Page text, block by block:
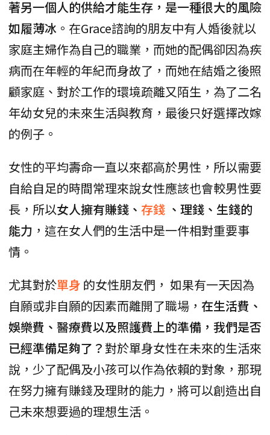
著另一個人的供給才能生存，是一種很大的風險
如履薄冰 。在Grace諮詢的朋友中有人婚後就以
家庭主婦作為自己的職業，而她的配偶卻因為疾
病而在年輕的年紀而身故了，而她在結婚之後照
顧家庭、對於工作的環境疏離又陌生，為了二名
年幼女兒的未來生活與教育，最後只好選擇改嫁
的例子。
女性的平均壽命一直以來都高於男性，所以需要
自給自足的時間常理來說女性應該也會較男性要
長，所以女人擁有賺錢、 存錢 、理錢、生錢的
能力 ，這在女人們的生活中是一件相對重要事
情。
尤其對於單身 的女性朋友們， 如果有一天因為
自願或非自願的因素而離開了職場， 在生活費、
娛樂費、醫療費以及照護費上的準備，我們是否
已經準備足夠了？ 對於單身女性在未來的生活來
說，少了配偶及小孩可以作為依賴的對象，那現
在努力擁有賺錢及理財的能力，將可以創造出自
己未來想要過的理想生活。